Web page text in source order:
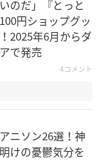
のだ」『とっと
円ショップグッ
2025年6月からダ
で発売
4コメント
ニソン26選！神
けの憂鬱気分を